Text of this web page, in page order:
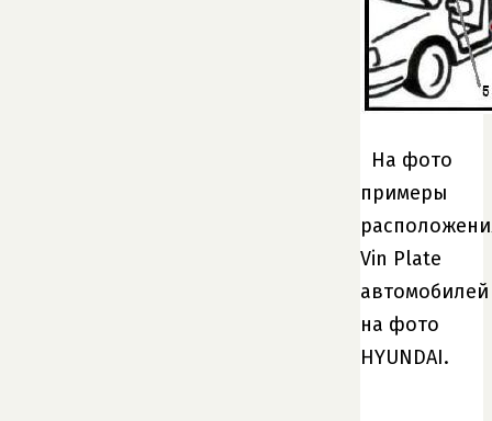
На фото
примеры
Vin Plate
автомобилей
на фото
HYUNDAI.